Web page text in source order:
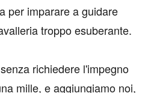
per imparare a guidare
troppo esuberante.
richiedere l'impegno
mille, e aggiungiamo noi,